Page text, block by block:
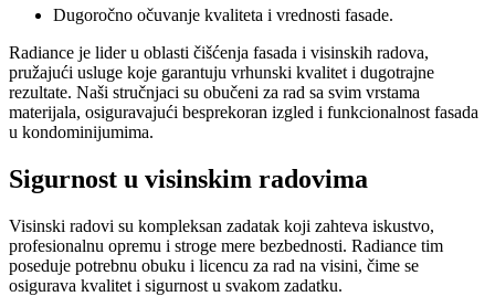
Dugoročno očuvanje kvaliteta i vrednosti fasade.
Radiance je lider u oblasti čišćenja fasada i visinskih radova,
pružajući usluge koje garantuju vrhunski kvalitet i dugotrajne
rezultate. Naši stručnjaci su obučeni za rad sa svim vrstama
materijala, osiguravajući besprekoran izgled i funkcionalnost fasada
u kondominijumima.
Sigurnost u visinskim radovima
Visinski radovi su kompleksan zadatak koji zahteva iskustvo,
profesionalnu opremu i stroge mere bezbednosti. Radiance tim
poseduje potrebnu obuku i licencu za rad na visini, čime se
osigurava kvalitet i sigurnost u svakom zadatku.